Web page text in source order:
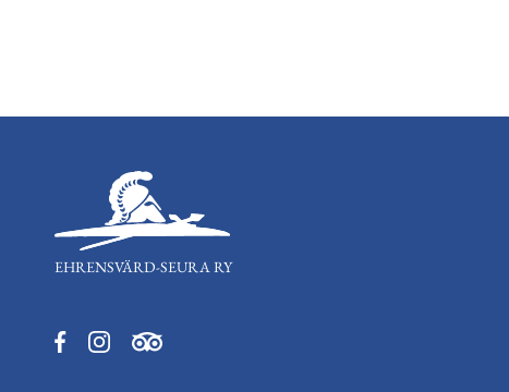
EHRENSVÄRD-SEURA RY
AukeaaAukeaaAukeaa